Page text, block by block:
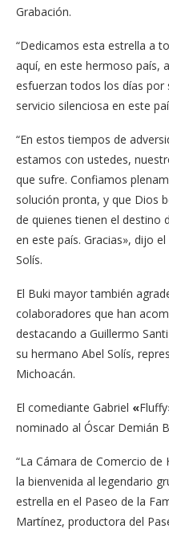
Grabación.
“Dedicamos esta estrella a
aquí, en este hermoso país,
esfuerzan todos los días por
servicio silenciosa en este
“En estos tiempos de
estamos con ustedes,
que sufre. Confiamos
solución pronta, y que Dios
de quienes tienen el destino
en este país. Gracias», dijo
Solís.
El Buki mayor también
colaboradores que han
destacando a Guillermo
su hermano Abel Solís,
Michoacán.
El comediante Gabriel «Fluffy
nominado al Óscar Demián
“La Cámara de Comercio
la bienvenida al legendario
estrella en el Paseo de la
Martínez, productora del